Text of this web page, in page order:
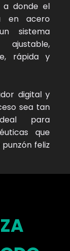
a donde el
en acero
sistema
rápida y
digital y
sea tan
para
que
feliz